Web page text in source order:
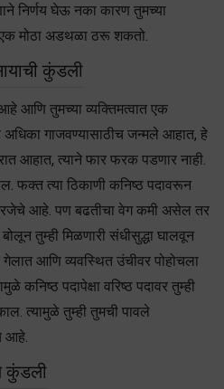
निर्णय घेऊ नका कारण तुमच्या
मोठा अडथळा ठरू शकतो.
कुंडली
आणि तुमच्या व्यक्तिमत्वात एक
गाजवण्यासाठीच जन्मले आहात, हे
आहात, त्याने फार फरक पडणार नाही.
फक्त त्या ठिकाणी कनिष्ठ पदावरून
आहे. पण बढतीचा वेग कमी असेल तर
तुम्ही मिळणारी संधीसुद्धा घालवून
आणि व्यवस्थित उंचीवर पोहोचला
कनिष्ठ पदापेक्षा वरिष्ठ पदावर तुम्ही
त्यामुळे तुम्ही तुमची पावले
आहे.
कुंडली